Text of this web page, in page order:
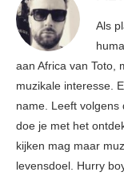
Als
aan Africa van Toto,
muzikale interesse.
name. Leeft volgens
doe je met het
kijken mag maar
levensdoel. Hurry